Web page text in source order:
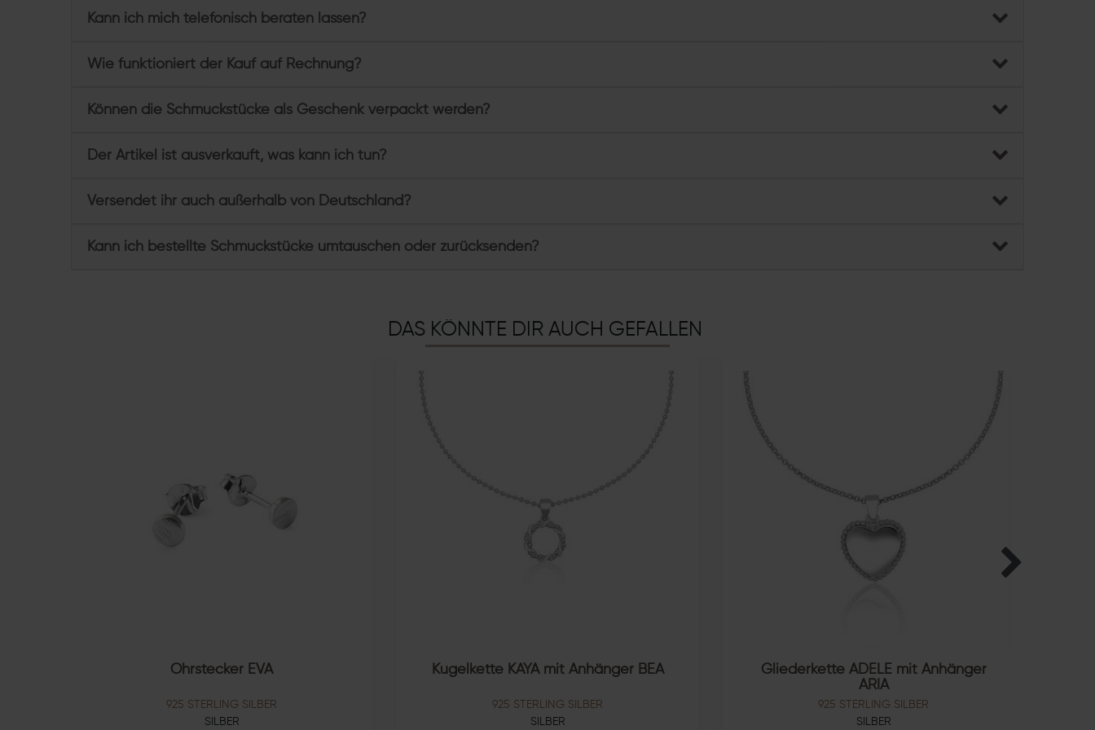
Kann ich mich telefonisch beraten lassen?
Wie funktioniert der Kauf auf Rechnung?
Können die Schmuckstücke als Geschenk verpackt werden?
Der Artikel ist ausverkauft, was kann ich tun?
Versendet ihr auch außerhalb von Deutschland?
Kann ich bestellte Schmuckstücke umtauschen oder zurücksenden?
DAS KÖNNTE DIR AUCH GEFALLEN
Ohrstecker EVA
925 STERLING SILBER
SILBER
Kugelkette KAYA mit Anhänger BEA
925 STERLING SILBER
SILBER
Gliederkette ADELE mit Anhänger
ARIA
925 STERLING SILBER
SILBER